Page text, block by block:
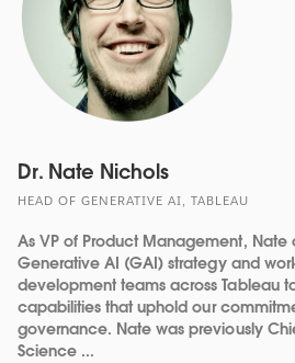
Dr. Nate Nichols
HEAD OF GENERATIVE AI, TABLEAU
As VP of Product Management, Nate
Generative AI (GAI) strategy and
development teams across Tableau
capabilities that uphold our
governance. Nate was previously
Science ...